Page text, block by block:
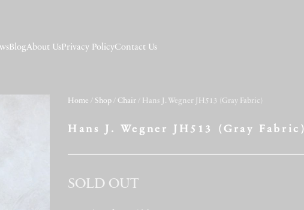
BlogAbout UsPrivacy PolicyContact Us
Home / Shop / Chair / Hans J. Wegner JH513 (Gray Fabric)
Hans J. Wegner JH513 (Gray Fabric)
SOLD OUT